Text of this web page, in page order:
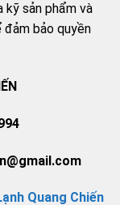
kỹ sản phẩm và
bảo quyền
Quang Chiến